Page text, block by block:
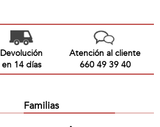
Devolución
en 14 días
Atención al cliente
660 49 39 40
Familias